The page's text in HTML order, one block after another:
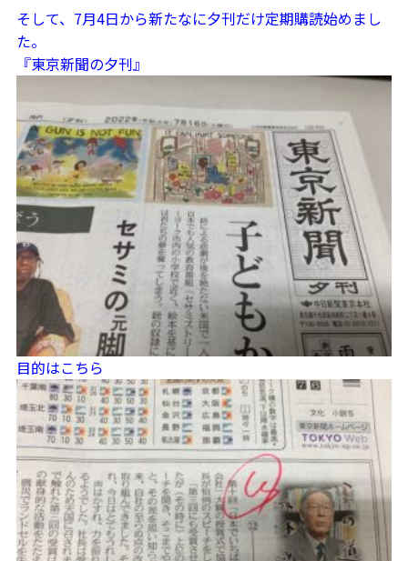
そして、7月4日から新たなに夕刊だけ定期購読始めまし
た。
『東京新聞の夕刊』
目的はこちら